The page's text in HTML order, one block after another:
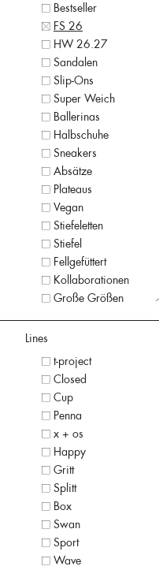
Bestseller
FS 26
HW 26.27
Sandalen
Slip-Ons
Super Weich
Ballerinas
Halbschuhe
Sneakers
Absätze
Plateaus
Vegan
Stiefeletten
Stiefel
Fellgefüttert
Kollaborationen
Große Größen
Lines
t-project
Closed
Cup
Penna
x + os
Happy
Gritt
Splitt
Box
Swan
Sport
Wave